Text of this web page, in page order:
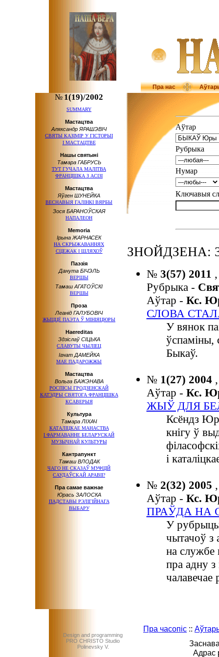
Пра нас
№ 1(19)/2002
SUMMARY
Мастацтва
Аляксандр ЯРАШЭВІЧ
СВЯТЫ КАЗІМІР У ГІСТОРЫІ
І МАСТАЦТВЕ
Нашы святыні
Тамара ГАБРУСЬ
ТУТ ГУЧАЛА МАЛІТВА
ФРАНЦІШКА З АСІЗІ
Мастацтва
Яўген ШУНЕЙКА
ВЕСНАВЫЯ ГАЛІНКІ ВЯРБЫ
Зося БАРАНОЎСКАЯ
НАПАЛЕОН
Memoria
Ірына ЖАРНАСЕК
НА СКРЫЖАВАННЯХ
СЦЕЖАК І ШЛЯХОЎ
Паэзія
Данута БІЧЭЛЬ
ВЕРШЫ
Тамаш АГАТОЎСКІ
ВЕРШЫ
Проза
Леанід ГАЛУБОВІЧ
ЖЫЦЦЁ ПАЭТА Ў МІНІЯЦЮРЫ
Haereditas
Здзіслаў СІЦЬКА
СЛАВУТЫ ЧЫЛІЕЦ
Ігнат ДАМЕЙКА
МАЕ ПАДАРОЖЖЫ
Мастацтва
Вольга БАЖЭНАВА
РОСПІСЫ ГРОДЗЕНСКАЙ
КАТЭДРЫ СВЯТОГА ФРАНЦІШКА
КСАВЕРЫЯ
Культура
Тамара ЛІХАЧ
КАТАЛІЦКАЕ МАНАСТВА
І ФАРМАВАННЕ БЕЛАРУСКАЙ
МУЗЫЧНАЙ КУЛЬТУРЫ
Кантрапункт
Тамаш ВЛОДАК
ЧАГО НЕ СКАЗАЎ МУФЦІЙ
САУДАЎСКАЙ АРАВІІ?
Пра самае важнае
Юрась ЗАЛОСКА
ПАДСТАВЫ РЭЛІГІЙНАГА
ВЫБАРУ
Аўтар
Рубрыка
Нумар
Ключавыя
ЗНОЙДЗЕНА:
№ 3(57) 2011 ,
Рубрыка -
Аўтар - Кс.
СЛОВА
У вянок
ўспаміны,
Быкаў.
№ 1(27) 2004
Аўтар - Кс.
ЖЫЎ ДЛЯ
Ксёндз
кнігу ў
і
№ 2(32) 2005
Аўтар - Кс.
ПРАЎДА НА
У рубрыцы
чытачоў з
на службе
пра адну з
Design and programming
PRO CHRISTO Studio
Polinevsky V.
Пра часопіс ::
Адрас